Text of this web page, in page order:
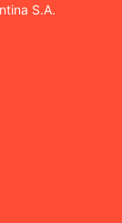
S.A.